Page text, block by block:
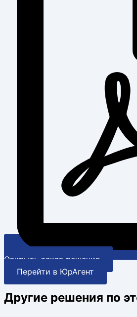
Открыть текст решения
Перейти в ЮрАгент
Другие решения по